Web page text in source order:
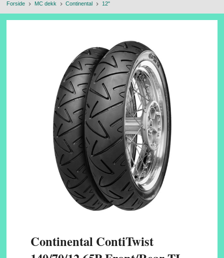
Forside MC dekk Continental 12"
Continental ContiTwist